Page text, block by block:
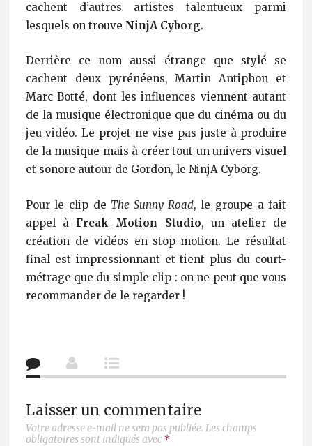
cachent d’autres artistes talentueux parmi
lesquels on trouve NinjA Cyborg.
Derrière ce nom aussi étrange que stylé se
cachent deux pyrénéens, Martin Antiphon et
Marc Botté, dont les influences viennent autant
de la musique électronique que du cinéma ou du
jeu vidéo. Le projet ne vise pas juste à produire
de la musique mais à créer tout un univers visuel
et sonore autour de Gordon, le NinjA Cyborg.
Pour le clip de The Sunny Road, le groupe a fait
appel à Freak Motion Studio, un atelier de
création de vidéos en stop-motion. Le résultat
final est impressionnant et tient plus du court-
métrage que du simple clip : on ne peut que vous
recommander de le regarder !
Laisser un commentaire
Votre adresse e-mail ne sera pas publiée. Les champs
obligatoires sont indiqués avec *